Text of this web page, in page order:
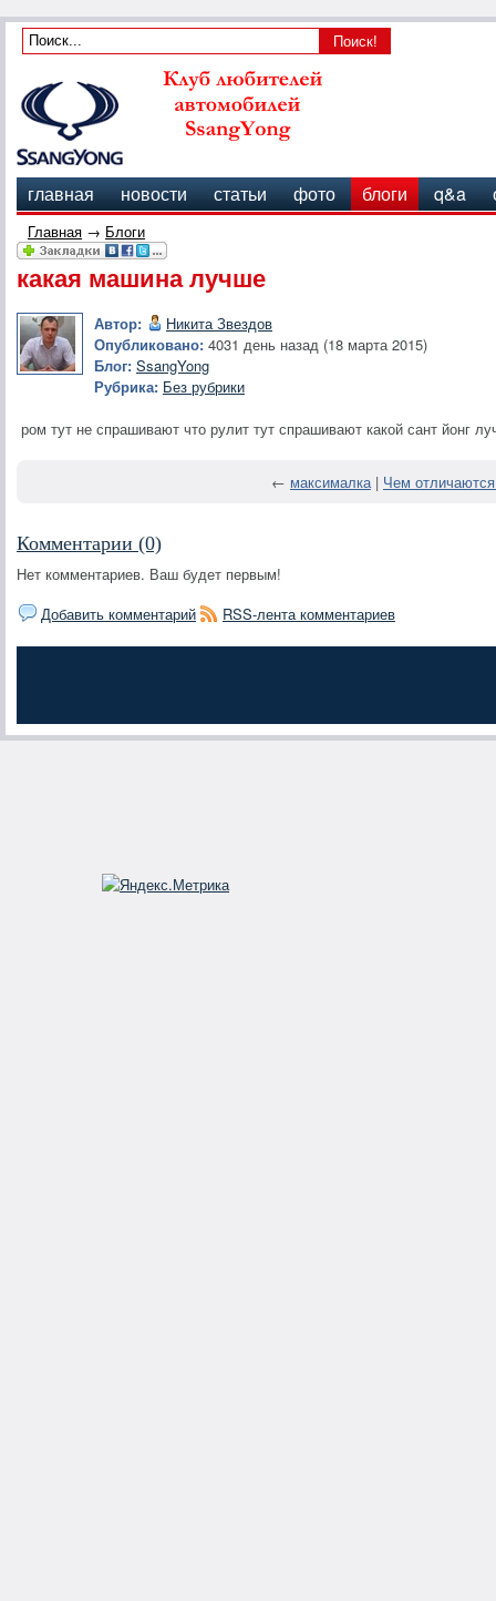
главная новости статьи фото блоги q&a
Главная → Блоги
какая машина лучше
Автор:
Никита Звездов
Опубликовано: 4031 день назад (18 марта 2015)
Блог: SsangYong
Рубрика: Без рубрики
ром тут не спрашивают что рулит тут спрашивают какой сант йонг
← максималка| Чем
Комментарии (0)
Нет комментариев. Ваш будет первым!
Добавить комментарий
RSS-лента комментариев